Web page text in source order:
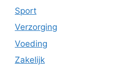
Sport
Verzorging
Voeding
Zakelijk